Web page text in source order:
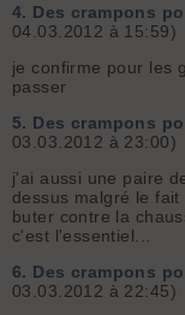
4. Des crampons
04.03.2012 à 15:59)
je confirme pour les
passer
5. Des crampons
03.03.2012 à 23:00)
j'ai aussi une paire
dessus malgré le
buter contre la
c'est l'essentiel...
6. Des crampons
03.03.2012 à 22:45)